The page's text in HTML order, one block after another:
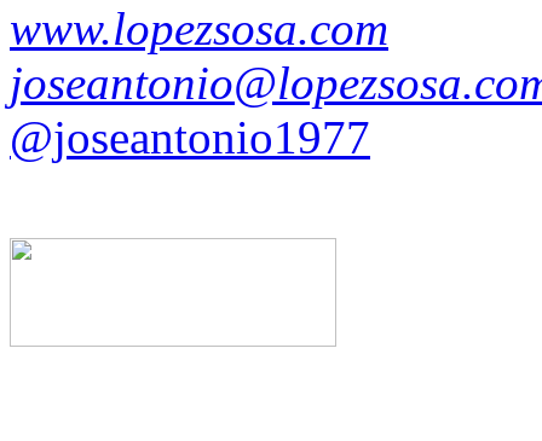
www.lopezsosa.com
@joseantonio1977